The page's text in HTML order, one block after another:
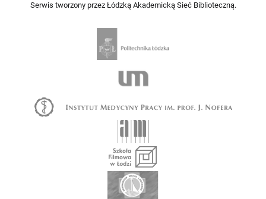
Serwis tworzony przez Łódzką Akademicką Sieć Biblioteczną.